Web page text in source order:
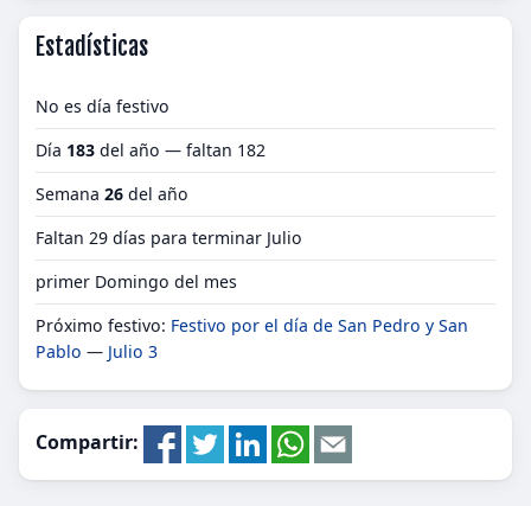
Estadísticas
No es día festivo
Día 183 del año — faltan 182
Semana 26 del año
Faltan 29 días para terminar Julio
primer Domingo del mes
Próximo festivo: Festivo por el día de San Pedro y San
Pablo — Julio 3
Compartir: